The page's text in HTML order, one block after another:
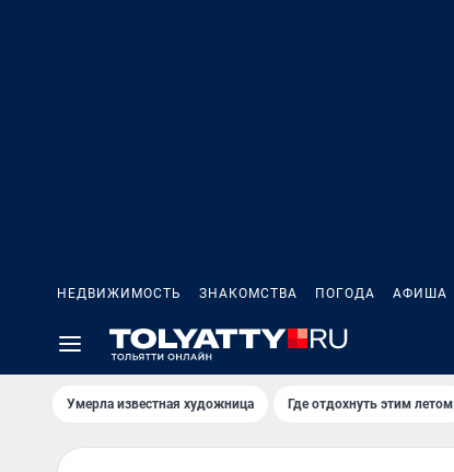
НЕДВИЖИМОСТЬ ЗНАКОМСТВА ПОГОДА АФИША
Умерла известная художница Где отдохнуть этим летом